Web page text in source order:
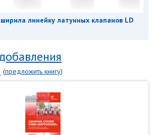
линейку латунных клапанов LD
(предложить книгу)